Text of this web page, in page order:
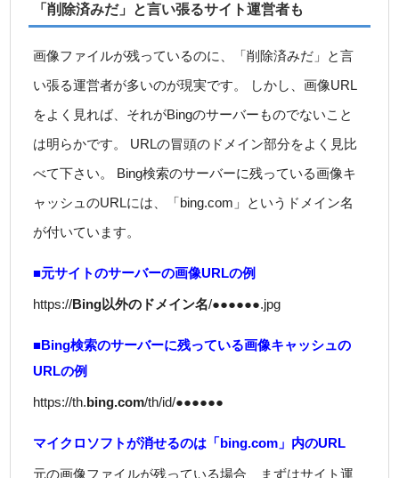
「削除済みだ」と言い張るサイト運営者も
画像ファイルが残っているのに、「削除済みだ」と言
い張る運営者が多いのが現実です。 しかし、画像URL
をよく見れば、それがBingのサーバーものでないこと
は明らかです。 URLの冒頭のドメイン部分をよく見比
べて下さい。 Bing検索のサーバーに残っている画像キ
ャッシュのURLには、「bing.com」というドメイン名
が付いています。
■元サイトのサーバーの画像URLの例
https://Bing以外のドメイン名/●●●●●●.jpg
■Bing検索のサーバーに残っている画像キャッシュの
URLの例
https://th.bing.com/th/id/●●●●●●
マイクロソフトが消せるのは「bing.com」内のURL
元の画像ファイルが残っている場合、まずはサイト運